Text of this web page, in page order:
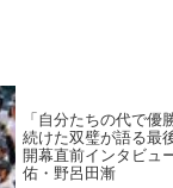
「自分たちの代で優
続けた双璧が語る最
開幕直前インタビ
佑・野呂田漸